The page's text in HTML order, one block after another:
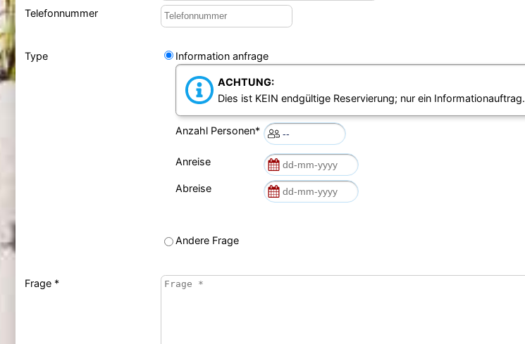
Telefonnummer
Type Information anfrage
ACHTUNG:
Dies ist KEIN endgültige Reservierung; nur ein Informationauftrag.
Anzahl Personen*
Anreise
Abreise
Andere Frage
Frage *